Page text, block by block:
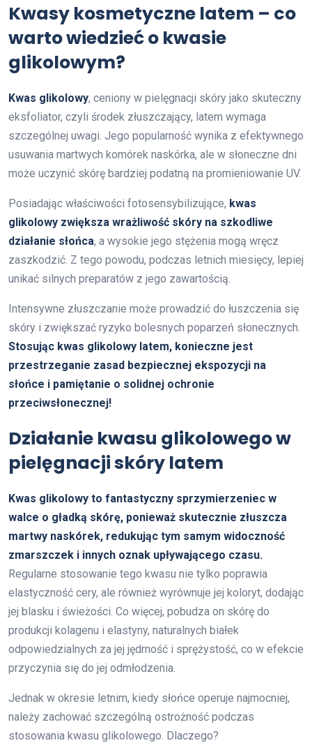
Kwasy kosmetyczne latem – co
warto wiedzieć o kwasie
glikolowym?
Kwas glikolowy, ceniony w pielęgnacji skóry jako skuteczny
eksfoliator, czyli środek złuszczający, latem wymaga
szczególnej uwagi. Jego popularność wynika z efektywnego
usuwania martwych komórek naskórka, ale w słoneczne dni
może uczynić skórę bardziej podatną na promieniowanie UV.
Posiadając właściwości fotosensybilizujące, kwas
glikolowy zwiększa wrażliwość skóry na szkodliwe
działanie słońca, a wysokie jego stężenia mogą wręcz
zaszkodzić. Z tego powodu, podczas letnich miesięcy, lepiej
unikać silnych preparatów z jego zawartością.
Intensywne złuszczanie może prowadzić do łuszczenia się
skóry i zwiększać ryzyko bolesnych poparzeń słonecznych.
Stosując kwas glikolowy latem, konieczne jest
przestrzeganie zasad bezpiecznej ekspozycji na
słońce i pamiętanie o solidnej ochronie
przeciwsłonecznej!
Działanie kwasu glikolowego w
pielęgnacji skóry latem
Kwas glikolowy to fantastyczny sprzymierzeniec w
walce o gładką skórę, ponieważ skutecznie złuszcza
martwy naskórek, redukując tym samym widoczność
zmarszczek i innych oznak upływającego czasu.
Regularne stosowanie tego kwasu nie tylko poprawia
elastyczność cery, ale również wyrównuje jej koloryt, dodając
jej blasku i świeżości. Co więcej, pobudza on skórę do
produkcji kolagenu i elastyny, naturalnych białek
odpowiedzialnych za jej jędrność i sprężystość, co w efekcie
przyczynia się do jej odmłodzenia.
Jednak w okresie letnim, kiedy słońce operuje najmocniej,
należy zachować szczególną ostrożność podczas
stosowania kwasu glikolowego. Dlaczego?